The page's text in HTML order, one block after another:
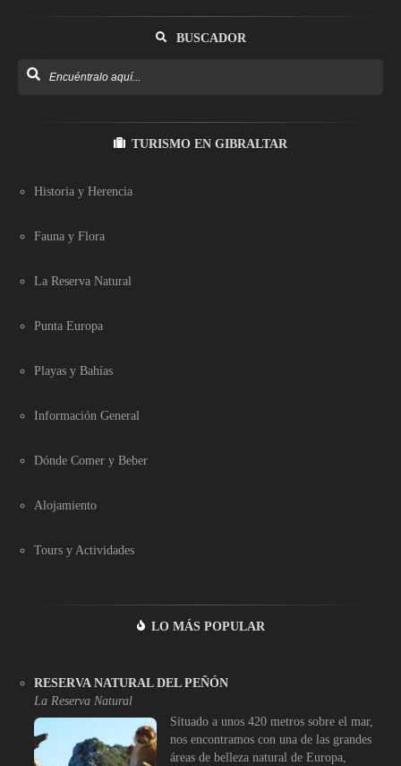
BUSCADOR
TURISMO EN GIBRALTAR
Historia y Herencia
Fauna y Flora
La Reserva Natural
Punta Europa
Playas y Bahías
Información General
Dónde Comer y Beber
Alojamiento
Tours y Actividades
LO MÁS POPULAR
RESERVA NATURAL DEL PEÑÓN
La Reserva Natural
Situado a unos 420 metros sobre el mar,
nos encontramos con una de las grandes
áreas de belleza natural de Europa,